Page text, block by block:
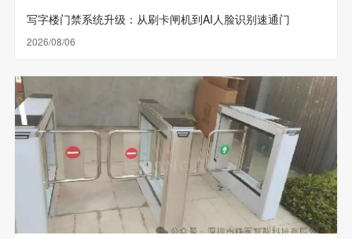
写字楼门禁系统升级：从刷卡闸机到AI人脸识别速通门
2026/08/06